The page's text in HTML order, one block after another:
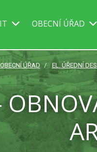
OBECNÍ ÚŘAD
OBECNÍ ÚŘAD EL. ÚŘEDNÍ